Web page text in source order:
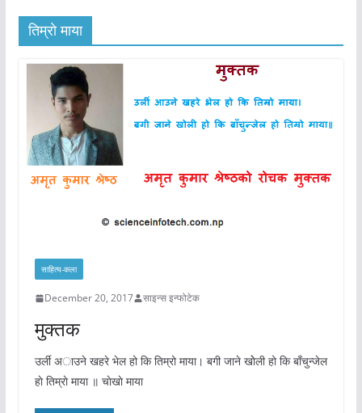
तिम्राे माया
साहित्य-कला
December 20, 2017 साइन्स इन्फोटेक
मुक्तक
उर्ली अाउने खहरे भेल हो कि तिम्रो माया। बगी जाने खाेेली हो कि बाँचुन्जेल
हाे तिम्राे माया ॥ चाेखाे माया